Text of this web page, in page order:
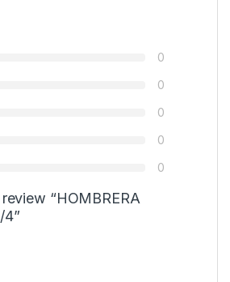
0
0
0
0
0
“HOMBRERA